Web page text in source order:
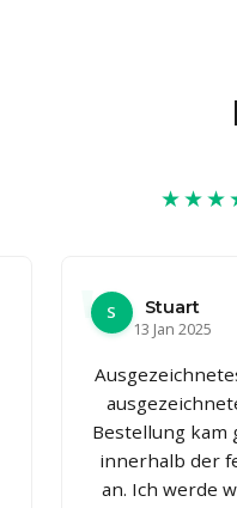
S
Stuart
13 Jan 2025
Bestellung kam
innerhalb der
an. Ich werde